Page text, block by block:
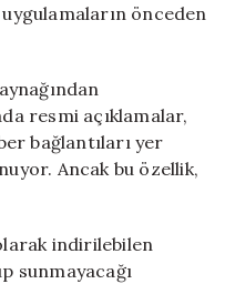
önceden
resmi açıklamalar,
bağlantıları yer
Ancak bu özellik,
indirilebilen
sunmayacağı